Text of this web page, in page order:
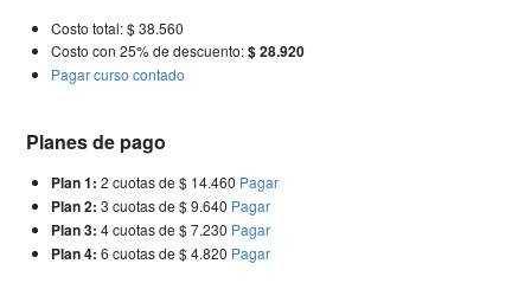
Costo total: $ 38.560
Costo con 25% de descuento:$ 28.920
Pagar curso contado
Planes de pago
Plan 1: 2 cuotas de $ 14.460 Pagar
Plan 2: 3 cuotas de $ 9.640 Pagar
Plan 3: 4 cuotas de $ 7.230 Pagar
Plan 4: 6 cuotas de $ 4.820 Pagar